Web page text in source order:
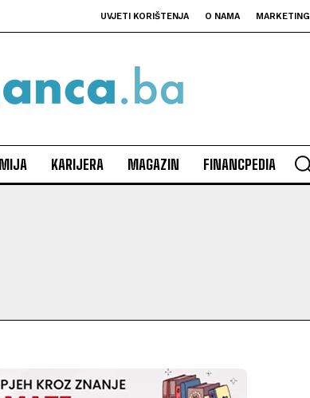
UVJETI KORIŠTENJA O NAMA MARKETING
KARIJERA MAGAZIN FINANCPEDIA